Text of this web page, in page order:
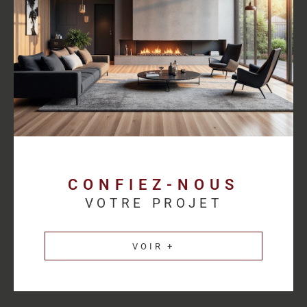
Découvrez lesannonces immobilières professionnelles au
Havreet bénéficiez d’un accompagnement sur mesure pour
concrétiser votre projet.
Une estimation
immobilière précise pour
parfaite connaissance du marché et des spécificités de chaque
secteur d’activité. HM Immo-Pro réalise des estimations fiables
CONFIEZ-NOUS
VOTRE PROJET
VOIR +